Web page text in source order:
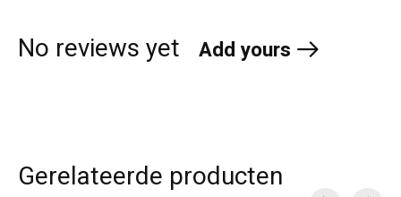
No reviews yet Add yours
Gerelateerde producten